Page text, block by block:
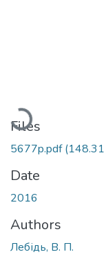
Loading...
Files
5677p.pdf(148.31
Date
2016
Authors
Лебідь, В. П.